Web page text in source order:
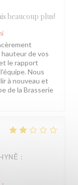
beaucoup plus!
de vos
le rapport
Nous
à nouveau et
de la Brasserie
: